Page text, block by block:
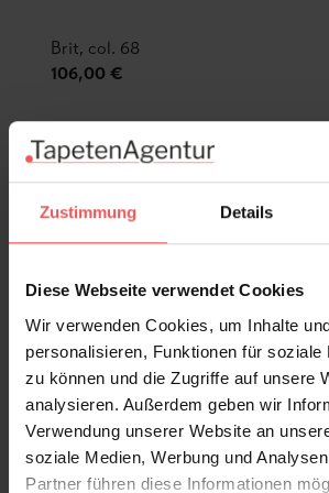
Zustimmung Details
Diese Webseite verwendet Cookies
Wir verwenden Cookies, um Inhalte
personalisieren, Funktionen für soziale
zu können und die Zugriffe auf unsere
analysieren. Außerdem geben wir
Verwendung unserer Website an
soziale Medien, Werbung und
Partner führen diese Informationen
Brit, col. 68
106,00 €